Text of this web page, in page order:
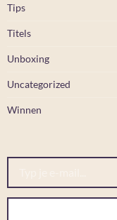
Tips
Titels
Unboxing
Uncategorized
Winnen
Typ je e-mail...